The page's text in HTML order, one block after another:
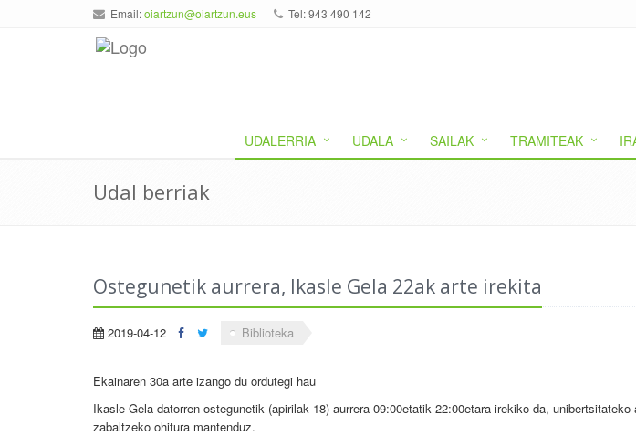
Email:oiartzun@oiartzun.eus Tel: 943 490 142
UDALERRIA UDALA SAILAK TRAMITEAK
Udal berriak
Ostegunetik aurrera, Ikasle Gela 22ak arte irekita
2019-04-12 Biblioteka
Ekainaren 30a arte izango du ordutegi hau
Ikasle Gela datorren ostegunetik (apirilak 18) aurrera 09:00etatik 22:00etara irekiko da,
zabaltzeko ohitura mantenduz.